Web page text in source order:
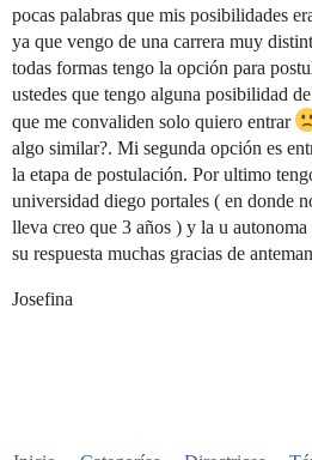
pocas palabras que mis posibilidades
ya que vengo de una carrera muy
todas formas tengo la opción para
ustedes que tengo alguna posibilidad
que me convaliden solo quiero entrar
algo similar?. Mi segunda opción es
la etapa de postulación. Por ultimo
universidad diego portales ( en donde
lleva creo que 3 años ) y la u
su respuesta muchas gracias de
Josefina